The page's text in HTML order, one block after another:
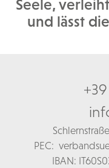
Seele,
und lässt
Schl
PEC:
IBAN: